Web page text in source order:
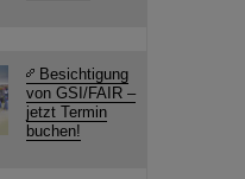
Besichtigung
von GSI/FAIR –
jetzt Termin
buchen!